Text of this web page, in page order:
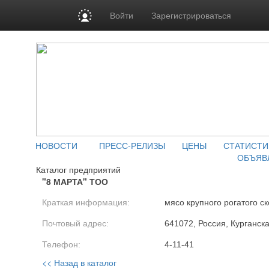
Войти Зарегистрироваться
НОВОСТИ ПРЕСС-РЕЛИЗЫ ЦЕНЫ
Каталог предприятий
"8 МАРТА" ТОО
Краткая информация: мясо крупного рогатого
Почтовый адрес: 641072, Россия,
Телефон: 4-11-41
<< Назад в каталог